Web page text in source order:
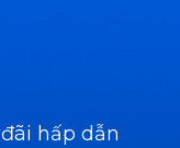
hấp dẫn